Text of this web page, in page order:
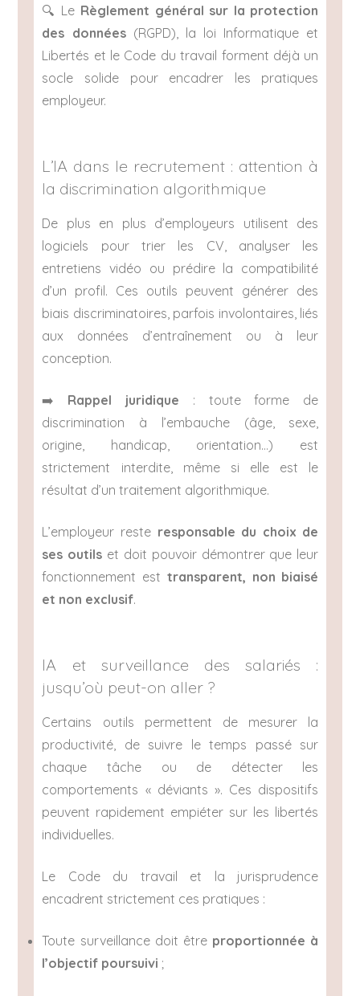
🔍 Le Règlement général sur la protection
des données(RGPD), la loi Informatique et
Libertés et le Code du travail forment déjà un
socle solide pour encadrer les pratiques
employeur.
L’IA dans le recrutement : attention à
la discrimination algorithmique
De plus en plus d’employeurs utilisent des
logiciels pour trier les CV, analyser les
entretiens vidéo ou prédire la compatibilité
d’un profil. Ces outils peuvent générer des
biais discriminatoires, parfois involontaires, liés
aux données d’entraînement ou à leur
conception.
➡️ Rappel juridique : toute forme de
discrimination à l’embauche (âge, sexe,
origine, handicap, orientation…) est
strictement interdite, même si elle est le
résultat d’un traitement algorithmique.
L’employeur reste responsable du choix de
ses outils et doit pouvoir démontrer que leur
fonctionnement est transparent, non biaisé
et non exclusif.
IA et surveillance des salariés :
jusqu’où peut-on aller ?
Certains outils permettent de mesurer la
productivité, de suivre le temps passé sur
chaque tâche ou de détecter les
comportements « déviants ». Ces dispositifs
peuvent rapidement empiéter sur les libertés
individuelles.
Le Code du travail et la jurisprudence
encadrent strictement ces pratiques :
Toute surveillance doit être proportionnée à
l’objectif poursuivi ;